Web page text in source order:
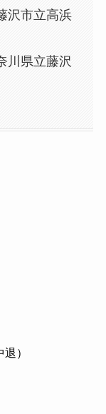
沢市立高浜
川県立藤沢
）